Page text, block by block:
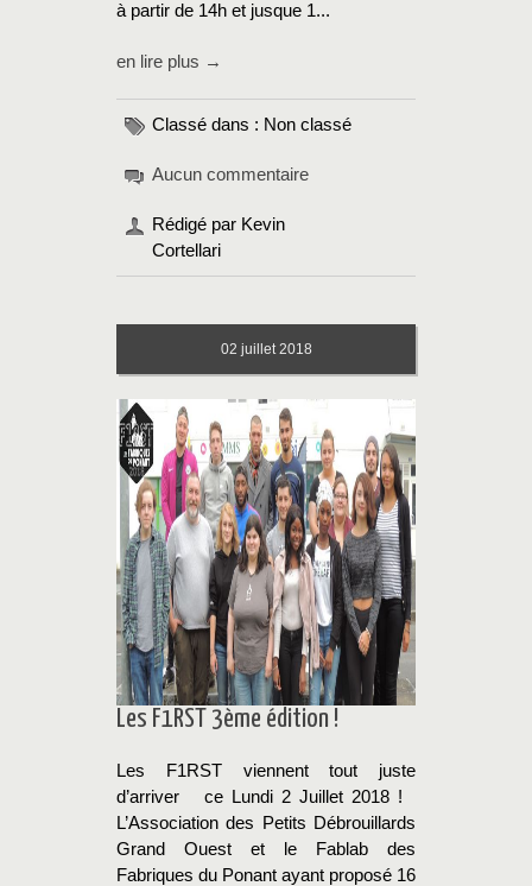
à partir de 14h et jusque 1...
en lire plus →
Classé dans : Non classé
Aucun commentaire
Rédigé par Kevin
Cortellari
02 juillet 2018
Les F1RST 3ème édition !
Les F1RST viennent tout juste
d’arriver ce Lundi 2 Juillet 2018 !
L’Association des Petits Débrouillards
Grand Ouest et le Fablab des
Fabriques du Ponant ayant proposé 16